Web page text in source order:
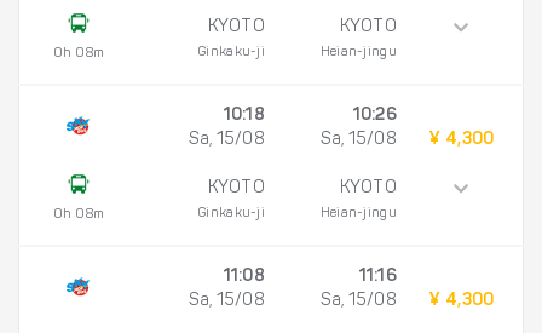
0h 08m
KYOTO
Ginkaku-ji
KYOTO
Heian-jingu
0h 08m
10:18
Sa, 15/08
KYOTO
Ginkaku-ji
10:26
Sa, 15/08
KYOTO
Heian-jingu
¥ 4,300
11:08
Sa, 15/08
11:16
Sa, 15/08
¥ 4,300